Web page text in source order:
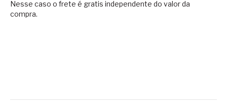
Nesse caso o frete é gratis independente do valor da
compra.